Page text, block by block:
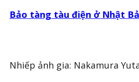
Bảo tàng tàu điện ở Nhật
Nhiếp ảnh gia: Nakamura